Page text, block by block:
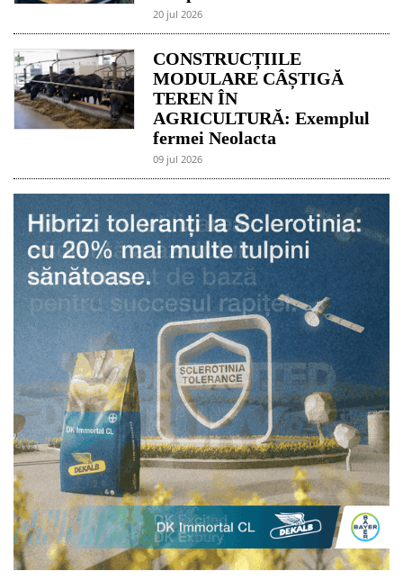
20 jul 2026
CONSTRUCȚIILE
MODULARE CÂȘTIGĂ
TEREN ÎN
AGRICULTURĂ: Exemplul
fermei Neolacta
09 jul 2026